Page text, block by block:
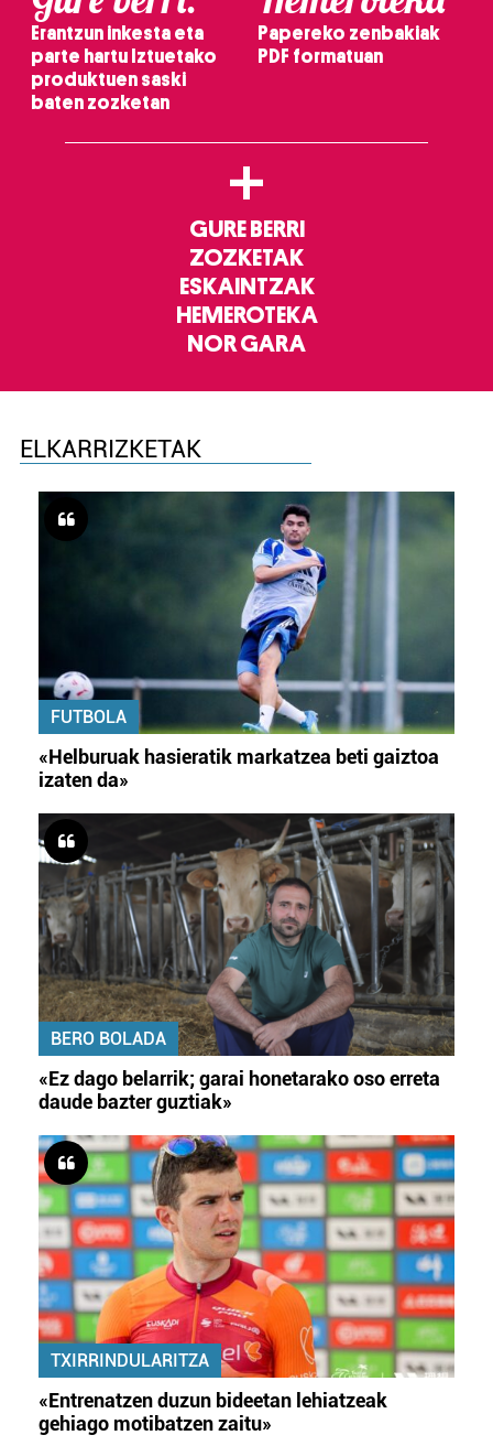
Erantzun inkesta eta
parte hartu Iztuetako
produktuen saski
baten zozketan
Papereko zenbakiak
PDF formatuan
+
GURE BERRI
ZOZKETAK
ESKAINTZAK
HEMEROTEKA
NOR GARA
ELKARRIZKETAK
FUTBOLA
«Helburuak hasieratik markatzea beti gaiztoa
izaten da»
BERO BOLADA
«Ez dago belarrik; garai honetarako oso erreta
daude bazter guztiak»
TXIRRINDULARITZA
«Entrenatzen duzun bideetan lehiatzeak
gehiago motibatzen zaitu»